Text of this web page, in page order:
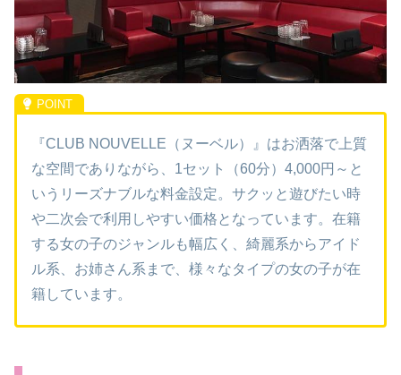
『CLUB NOUVELLE（ヌーベル）』はお洒落で上質
な空間でありながら、1セット（60分）4,000円～と
いうリーズナブルな料金設定。サクッと遊びたい時
や二次会で利用しやすい価格となっています。在籍
する女の子のジャンルも幅広く、綺麗系からアイド
ル系、お姉さん系まで、様々なタイプの女の子が在
籍しています。